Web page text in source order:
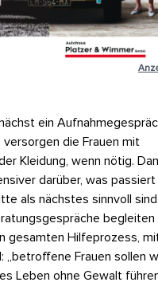
ein
versorgen die Frauen mit
Kleidung, wenn nötig.
darüber, was
als nächstes sinnvoll
begleiten
gesamten Hilfeprozess,
„betroffene Frauen sollen
Leben ohne Gewalt